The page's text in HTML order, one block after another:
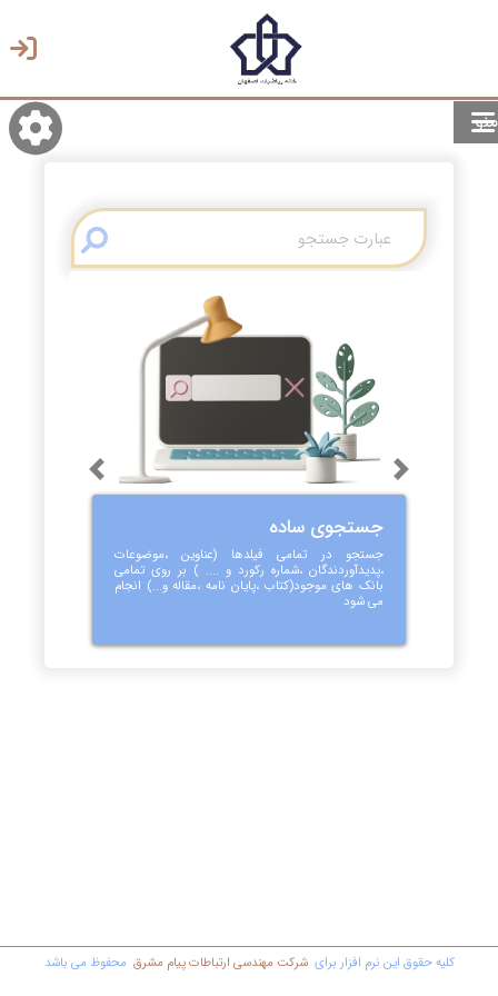
منو
انتخاب زبان
جستجوی ساده
جستجو در تمامی فیلدها (عناوین ،موضوعات
،پدیدآوردندگان ،شماره رکورد و .... ) بر روی تمامی
بانک های موجود(کتاب ،پایان نامه ،مقاله و...) انجام
می شود
Previous Next
کليه حقوق اين نرم افزار برای شرکت مهندسي ارتباطات پیام مشرق محفوظ مي باشد